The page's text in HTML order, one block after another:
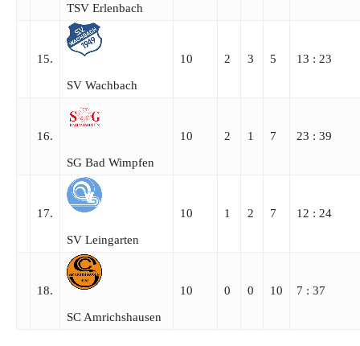
TSV Erlenbach
15.
SV Wachbach
10 2 3 5 13 : 23
16.
SG Bad Wimpfen
10 2 1 7 23 : 39
17.
SV Leingarten
10 1 2 7 12 : 24
18.
SC Amrichshausen
10 0 0 10 7 : 37